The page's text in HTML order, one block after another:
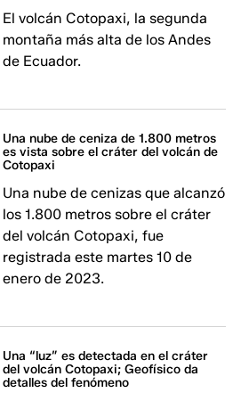
El volcán Cotopaxi, la segunda
montaña más alta de los Andes
de Ecuador.
Una nube de ceniza de 1.800 metros
es vista sobre el cráter del volcán de
Cotopaxi
Una nube de cenizas que alcanzó
los 1.800 metros sobre el cráter
del volcán Cotopaxi, fue
registrada este martes 10 de
enero de 2023.
Una “luz” es detectada en el cráter
del volcán Cotopaxi; Geofísico da
detalles del fenómeno